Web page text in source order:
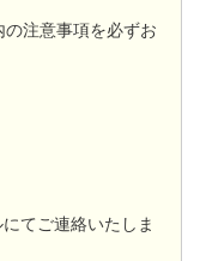
注意事項を必ずお
てご連絡いたしま